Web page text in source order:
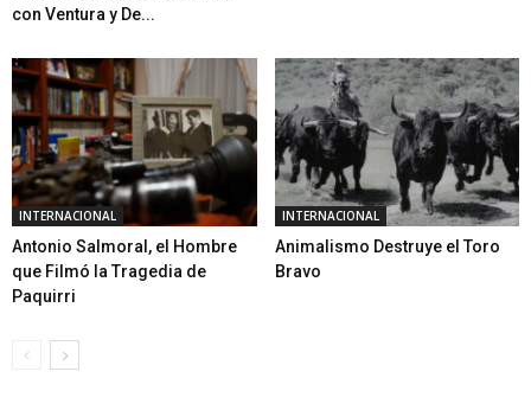
con Ventura y De...
INTERNACIONAL
Antonio Salmoral, el Hombre
que Filmó la Tragedia de
Paquirri
INTERNACIONAL
Animalismo Destruye el Toro
Bravo